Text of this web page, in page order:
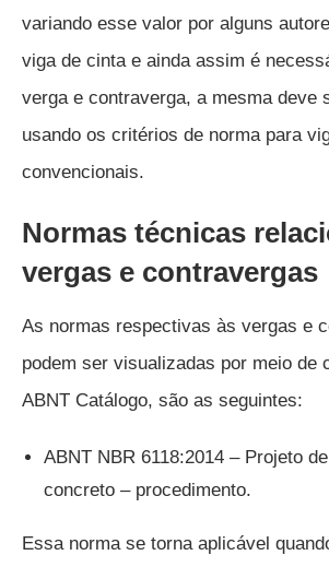
variando esse valor por alguns
viga de cinta e ainda assim é
verga e contraverga, a mesma deve
usando os critérios de norma para
convencionais.
Normas técnicas
vergas e contravergas
As normas respectivas às vergas e
podem ser visualizadas por meio de
ABNT Catálogo, são as seguintes:
ABNT NBR 6118:2014 – Projeto
concreto – procedimento.
Essa norma se torna aplicável